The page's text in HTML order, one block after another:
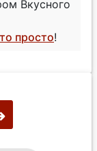
Вкусного
просто!